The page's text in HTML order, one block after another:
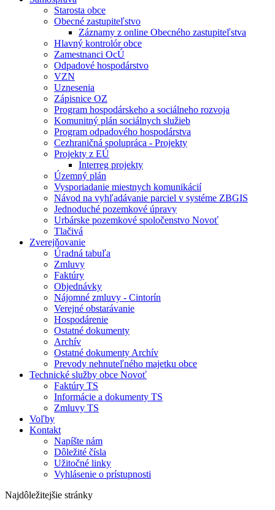
Starosta obce
Obecné zastupiteľstvo
Záznamy z online Obecného zastupiteľstva
Hlavný kontrolór obce
Zamestnanci OcÚ
Odpadové hospodárstvo
VZN
Uznesenia
Zápisnice OZ
Program hospodárskeho a sociálneho rozvoja
Komunitný plán sociálnych služieb
Program odpadového hospodárstva
Cezhraničná spolupráca - Projekty
Projekty z EÚ
Interreg projekty
Územný plán
Vysporiadanie miestnych komunikácií
Návod na vyhľadávanie parciel v systéme ZBGIS
Jednoduché pozemkové úpravy
Urbárske pozemkové spoločenstvo Novoť
Tlačivá
Zverejňovanie
Úradná tabuľa
Zmluvy
Faktúry
Objednávky
Nájomné zmluvy - Cintorín
Verejné obstarávanie
Hospodárenie
Ostatné dokumenty
Archív
Ostatné dokumenty Archív
Prevody nehnuteľného majetku obce
Technické služby obce Novoť
Faktúry TS
Informácie a dokumenty TS
Zmluvy TS
Voľby
Kontakt
Napíšte nám
Dôležité čísla
Užitočné linky
Vyhlásenie o prístupnosti
Najdôležitejšie stránky